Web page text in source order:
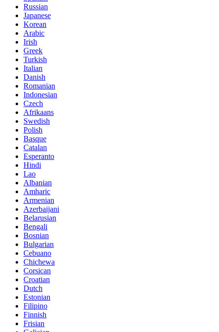
Russian
Japanese
Korean
Arabic
Irish
Greek
Turkish
Italian
Danish
Romanian
Indonesian
Czech
Afrikaans
Swedish
Polish
Basque
Catalan
Esperanto
Hindi
Lao
Albanian
Amharic
Armenian
Azerbaijani
Belarusian
Bengali
Bosnian
Bulgarian
Cebuano
Chichewa
Corsican
Croatian
Dutch
Estonian
Filipino
Finnish
Frisian